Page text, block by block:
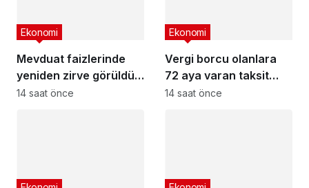
Mevduat faizlerinde
yeniden zirve görüldü :
3 milyon liranın aylık
Ekonomi
14 saat önce
Vergi borcu olanlara
72 aya varan taksit
fırsatı
Ekonomi
14 saat önce